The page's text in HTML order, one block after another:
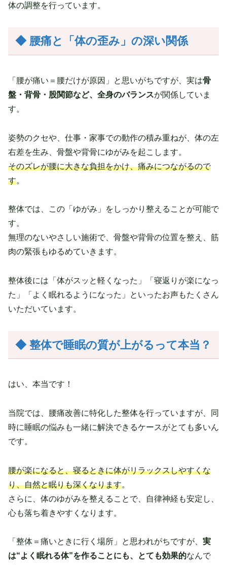
体の調整を行っています。
◆ 腰痛と「体の歪み」の深い関係
「腰が痛い＝腰だけが原因」と思いがちですが、実は骨
盤・背骨・股関節など、全身のバランスが関係していま
す。
姿勢のクセや、仕事・家事での動作の積み重ねが、体の左
右差を生み、骨盤や背骨にゆがみを起こします。
そのズレが腰に大きな負担をかけ、痛みにつながるので
す。
整体では、この「ゆがみ」をしっかり整えることが可能で
す。
無理のないやさしい施術で、骨盤や背骨の位置を整え、筋
肉の緊張もゆるめていきます。
整体後には「体がスッと軽くなった」「寝返りが楽になっ
た」「よく眠れるようになった」といったお声もたくさん
いただいています。
◆ 整体で睡眠の質が上がるって本当？
はい、本当です！
当院では、腰痛改善に特化した整体を行っていますが、同
時に睡眠の悩みも一緒に解決できるケースがとても多いん
です。
腰が楽になると、寝るときに体がリラックスしやすくな
り、自然と眠りも深くなります。
さらに、体のゆがみを整えることで、自律神経も安定し、
心も落ち着きやすくなります。
「整体＝痛いときに行く場所」と思われがちですが、 実
は“よく眠れる体”を作ることにも、とても効果的なんで